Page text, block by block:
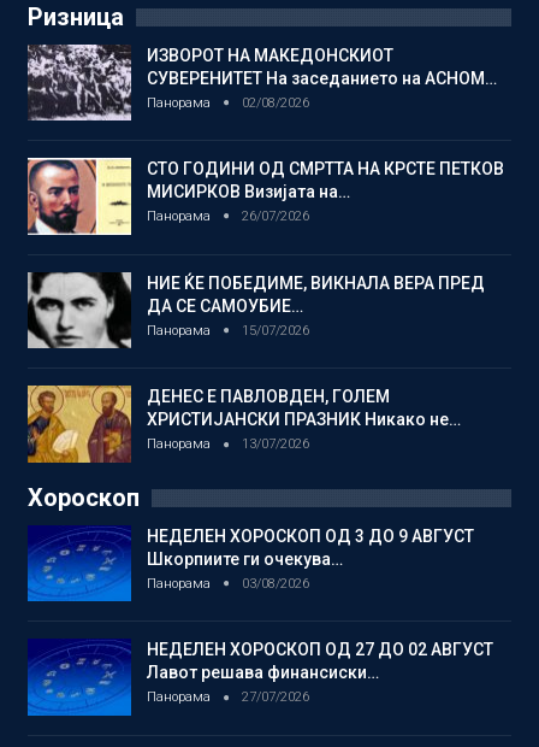
Ризница
ИЗВОРОТ НА МАКЕДОНСКИОТ
СУВЕРЕНИТЕТ На заседанието на АСНОМ…
Панорама 02/08/2026
СТО ГОДИНИ ОД СМРТТА НА КРСТЕ ПЕТКОВ
МИСИРКОВ Визијата на…
Панорама 26/07/2026
НИЕ ЌЕ ПОБЕДИМЕ, ВИКНАЛА ВЕРА ПРЕД
ДА СЕ САМОУБИЕ…
Панорама 15/07/2026
ДЕНЕС Е ПАВЛОВДЕН, ГОЛЕМ
ХРИСТИЈАНСКИ ПРАЗНИК Никако не…
Панорама 13/07/2026
Хороскоп
НЕДЕЛЕН ХОРОСКОП ОД 3 ДО 9 АВГУСТ
Шкорпиите ги очекува…
Панорама 03/08/2026
НЕДЕЛЕН ХОРОСКОП ОД 27 ДО 02 АВГУСТ
Лавот решава финансиски…
Панорама 27/07/2026